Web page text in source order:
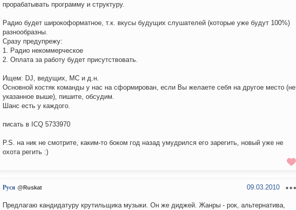
прорабатывать программу и структуру.
Радио будет широкоформатное, т.к. вкусы будущих слушателей (которые уже будут 100%)
разнообразны.
Сразу предупрежу:
1. Радио некоммерческое
2. Оплата за работу будет присутствовать.
Ищем: DJ, ведущих, MC и д.н.
Основной костяк команды у нас на сформирован, если Вы желаете себя на другое место (не
указанное выше), пишите, обсудим.
Шанс есть у каждого.
писать в ICQ 5733970
P.S. на ник не смотрите, каким-то боком год назад умудрился его зарегить, новый уже не
охота регить :)
Руся @Ruskat 09.03.2010
Предлагаю кандидатуру крутильщика музыки. Он же диджей. Жанры - рок, альтернатива,